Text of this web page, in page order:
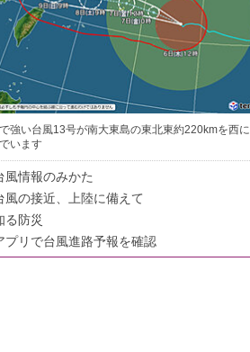
強い台風13号が南大東島の東北東約220kmを西に
います
風情報のみかた
風の接近、上陸に備えて
る防災
プリで台風進路予報を確認